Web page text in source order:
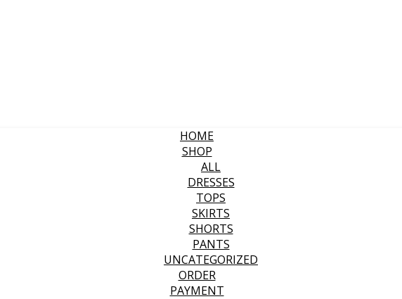
HOME
SHOP
ALL
DRESSES
TOPS
SKIRTS
SHORTS
PANTS
UNCATEGORIZED
ORDER
PAYMENT